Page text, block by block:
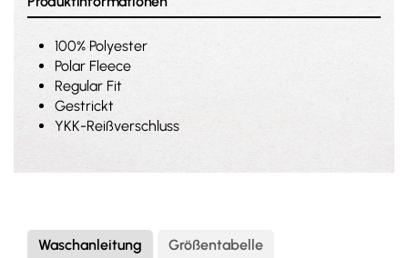
100% Polyester
Polar Fleece
Regular Fit
Gestrickt
YKK-Reißverschluss
Waschanleitung Größentabelle